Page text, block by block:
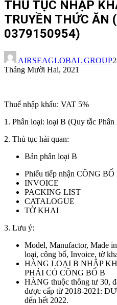
THỦ TỤC NHẬP
TRUYỀN THỨC ĂN
0379150954)
AIRSEAGLOBAL GROUP
Tháng Mười Hai, 2021
Thuế nhập khẩu: VAT 5%
1. Phân loại: loại B (Quy tắc Phân
2. Thủ tục hải quan:
Bản phân loại B
Phiếu tiếp nhận CÔNG BỐ
INVOICE
PACKING LIST
CATALOGUE
TỜ KHAI
3. Lưu ý:
Model, Manufactor, Made
loại, công bố, Invoice, tờ
HÀNG LOẠI B NHẬP
PHẢI CÓ CÔNG BỐ B
HÀNG thuộc thông tư 30,
được cấp từ 2018-2021:
đến hết 2022.